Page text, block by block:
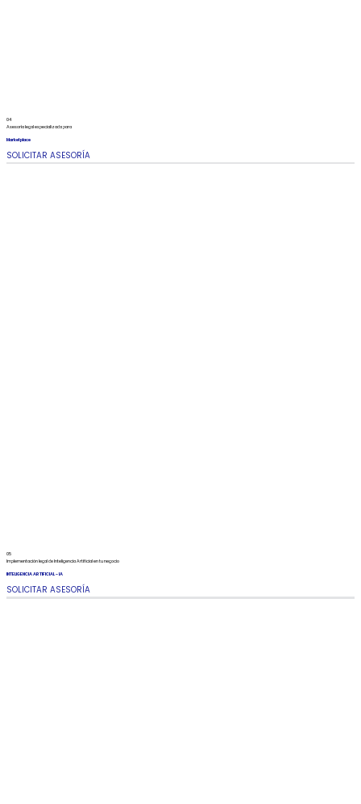
04
Asesoría legal especializada para
Marketplace
SOLICITAR ASESORÍA
05
Implementación legal de Inteligencia Artificial en tu negocio
INTELIGENCIA ARTIFICIAL - IA
SOLICITAR ASESORÍA